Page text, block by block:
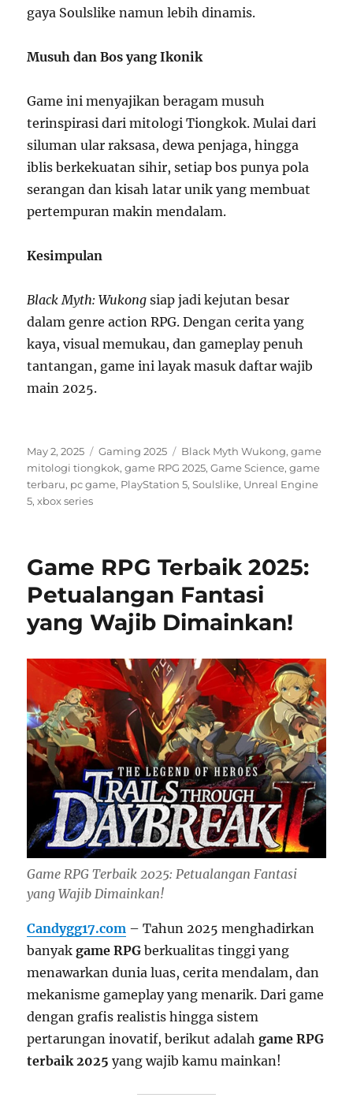
gaya Soulslike namun lebih dinamis.
Musuh dan Bos yang Ikonik
Game ini menyajikan beragam musuh
terinspirasi dari mitologi Tiongkok. Mulai dari
siluman ular raksasa, dewa penjaga, hingga
iblis berkekuatan sihir, setiap bos punya pola
serangan dan kisah latar unik yang membuat
pertempuran makin mendalam.
Kesimpulan
Black Myth: Wukong siap jadi kejutan besar
dalam genre action RPG. Dengan cerita yang
kaya, visual memukau, dan gameplay penuh
tantangan, game ini layak masuk daftar wajib
main 2025.
Posted
on
May 2, 2025 Categories
Gaming 2025 Tags
Black Myth Wukong,game
mitologi tiongkok,game RPG 2025,Game Science,game
terbaru, pc game, PlayStation 5,Soulslike, Unreal Engine
5,xbox series
Game RPG Terbaik 2025:
Petualangan Fantasi
yang Wajib Dimainkan!
Game RPG Terbaik 2025: Petualangan Fantasi
yang Wajib Dimainkan!
Candygg17.com – Tahun 2025 menghadirkan
banyakgame RPG berkualitas tinggi yang
menawarkan dunia luas, cerita mendalam, dan
mekanisme gameplay yang menarik. Dari game
dengan grafis realistis hingga sistem
pertarungan inovatif, berikut adalahgame RPG
terbaik 2025 yang wajib kamu mainkan!